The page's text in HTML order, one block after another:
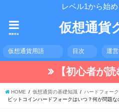
レベル1から始
仮想通貨
menu
仮想通貨用語 目次 運
【初心者が
HOME 仮想通貨の基礎知識
ハードフォーク
ビットコインハードフォークはいつ？何が問題